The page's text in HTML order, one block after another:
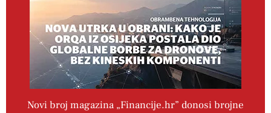
Novi broj magazina „Financije.hr” donosi brojne